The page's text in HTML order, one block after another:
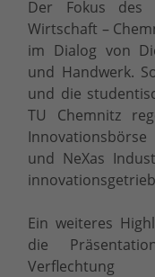
Der Fokus des
Wirtschaft –
im Dialog von
und Handwerk.
und die
TU Chemnitz
und NeXas
Ein weiteres
die